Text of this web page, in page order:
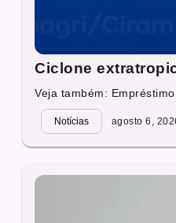
Ciclone
Veja também:
Notícias agosto 6,